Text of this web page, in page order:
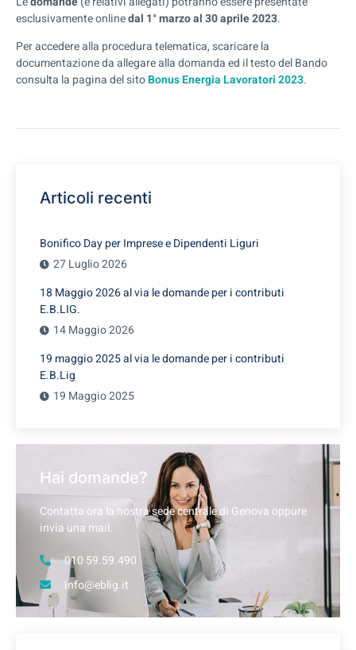
esclusivamente onlinedal 1° marzoal 30 aprile 2023.
Per accedere alla procedura telematica, scaricare la
documentazione da allegare alla domanda ed il testo del Bando
consulta la pagina del sitoBonus Energia Lavoratori 2023.
Articoli recenti
Bonifico Day per Imprese e Dipendenti Liguri
27 Luglio 2026
18 Maggio 2026 al via le domande per i contributi
E.B.LIG.
14 Maggio 2026
19 maggio 2025 al via le domande per i contributi
E.B.Lig
19 Maggio 2025
Hai domande?
Contatta ora la nostra sede centrale di Genova oppure
invia una mail.
010 59.59.490
info@eblig.it